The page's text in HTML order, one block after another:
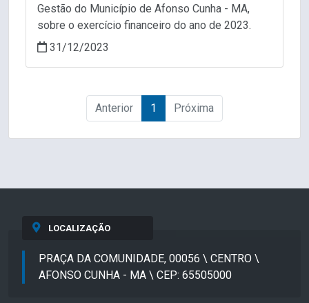
Gestão do Município de Afonso Cunha - MA,
sobre o exercício financeiro do ano de 2023.
31/12/2023
Anterior 1 Próxima
LOCALIZAÇÃO
PRAÇA DA COMUNIDADE, 00056 \ CENTRO \
AFONSO CUNHA - MA \ CEP: 65505000